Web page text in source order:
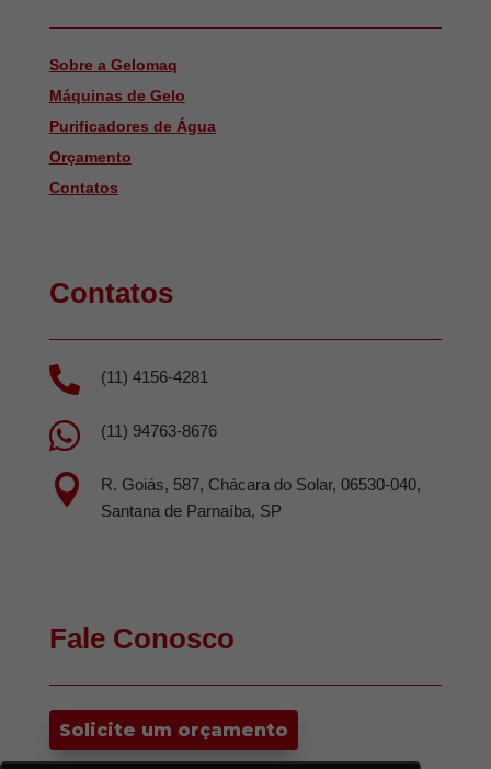
Sobre a Gelomaq
Máquinas de Gelo
Purificadores de Água
Orçamento
Contatos
Contatos
 (11) 4156-4281
 (11) 94763-8676

R. Goiás, 587, Chácara do Solar, 06530-040,
Santana de Parnaíba, SP
Fale Conosco
Solicite um orçamento